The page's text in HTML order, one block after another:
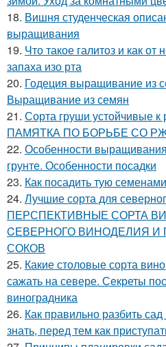
18. Вишня студенческая
выращивания
19. Что такое галитоз и как
запаха изо рта
20. Годеция выращивание из
Выращивание из семян
21. Сорта груши устойчивые
ПАМЯТКА ПО БОРЬБЕ СО
22. Особенности
грунте. Особенности посадки
23. Как посадить тую
24. Лучшие сорта для
ПЕРСПЕКТИВНЫЕ СОРТА
CЕВЕРНОГО ВИНОДЕЛИЯ И
СОКОВ
25. Какие столовые сорта
сажать на севере. Секреты
виноградника
26. Как правильно разбить
знать, перед тем как